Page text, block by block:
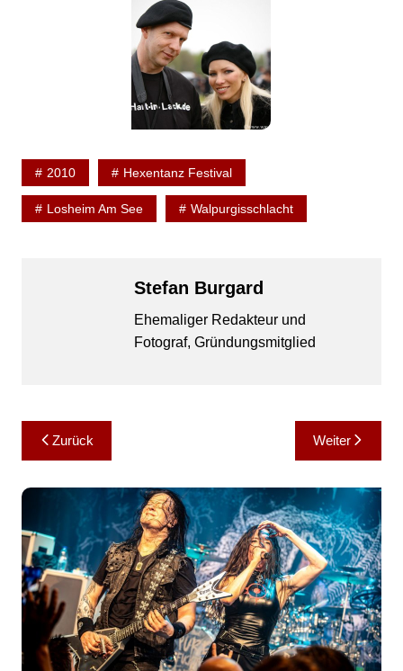
2010 Hexentanz Festival
Losheim Am See Walpurgisschlacht
Stefan Burgard
Ehemaliger Redakteur und
Fotograf, Gründungsmitglied
Beitragsnavigation
Zurück Weiter